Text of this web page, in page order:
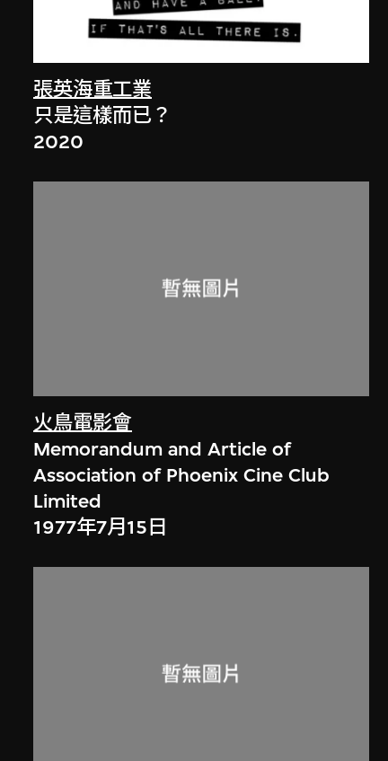
張英海重工業
只是這樣而已？
2020
火鳥電影會
Memorandum and Article of
Association of Phoenix Cine Club
Limited
1977年7月15日